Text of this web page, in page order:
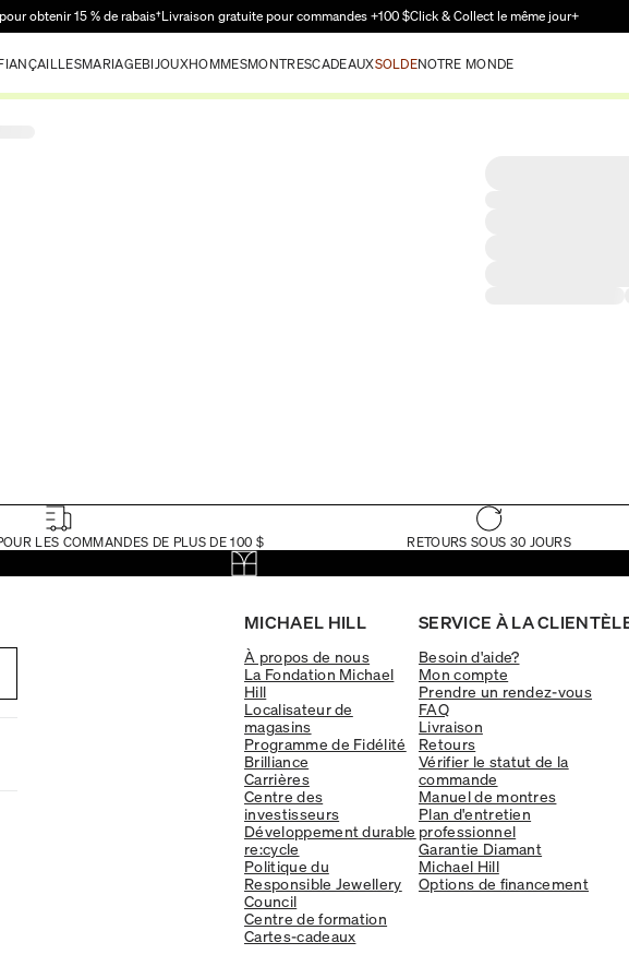
Passer au contenu principal
obtenir 15 % de rabais†Livraison gratuite pour commandes +100 $Click & Collect le même jour+
MARIAGEBIJOUXHOMMESMONTRESCADEAUXSOLDENOTRE MONDE
LES COMMANDES DE PLUS DE 100 $ RETOURS SOUS 30 JOURS
MICHAEL HILL
À propos de nous
La Fondation Michael
Hill
Localisateur de
magasins
Programme de Fidélité
Brilliance
Carrières
Centre des
investisseurs
Développement durable
re:cycle
Politique du
Responsible Jewellery
Council
Centre de formation
Cartes-cadeaux
SERVICE À LA
Besoin d'aide?
Mon compte
Prendre un rendez-vous
FAQ
Livraison
Retours
Vérifier le statut de la
commande
Manuel de montres
Plan d'entretien
professionnel
Garantie Diamant
Michael Hill
Options de financement